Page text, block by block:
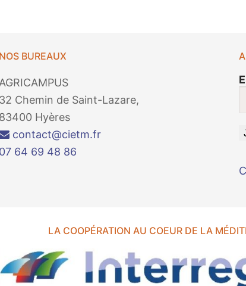
NOS BUREAUX
AGRICAMPUS
32 Chemin de Saint-Lazare,
83400 Hyères
contact@cietm.fr
07 64 69 48 86
LA COOPÉRATION AU COEUR DE LA